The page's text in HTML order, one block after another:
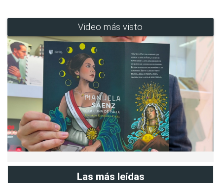
Video más visto
Las más leídas